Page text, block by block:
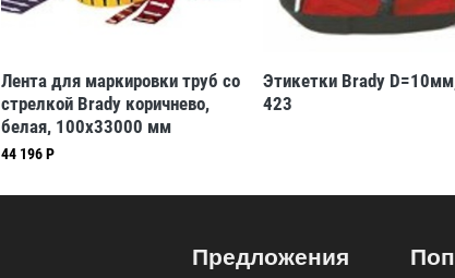
Лента для маркировки труб со
стрелкой Brady коричнево,
белая, 100x33000 мм
44 196 Р
Этикетки Brady
423
Предложения